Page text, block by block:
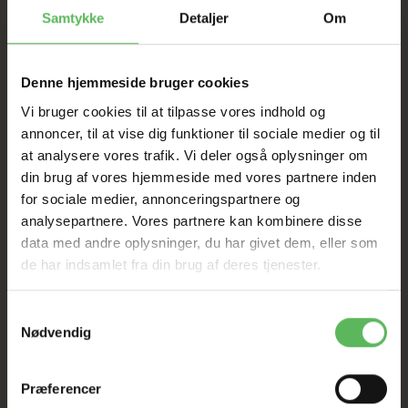
Samtykke Detaljer Om
Denne hjemmeside bruger cookies
Vi bruger cookies til at tilpasse vores indhold og
annoncer, til at vise dig funktioner til sociale medier og til
at analysere vores trafik. Vi deler også oplysninger om
din brug af vores hjemmeside med vores partnere inden
for sociale medier, annonceringspartnere og
analysepartnere. Vores partnere kan kombinere disse
data med andre oplysninger, du har givet dem, eller som
de har indsamlet fra din brug af deres tjenester.
Nødvendig
Præferencer
SAT NED
Tilbud GÆLDER IKKE
I FYSISK BUTIKKERE
ANDRE KØBTE OGSÅ